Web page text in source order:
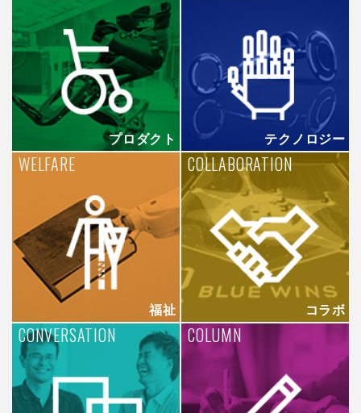
プロダクト テクノロジー
福祉
WELFARE
コラボ
COLLABORATION
CONVERSATION COLUMN